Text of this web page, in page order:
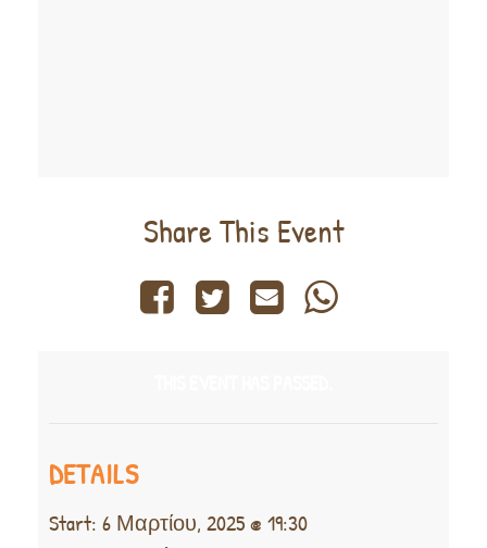
Share This Event
DETAILS
Start: 6 Μαρτίου, 2025 @ 19:30